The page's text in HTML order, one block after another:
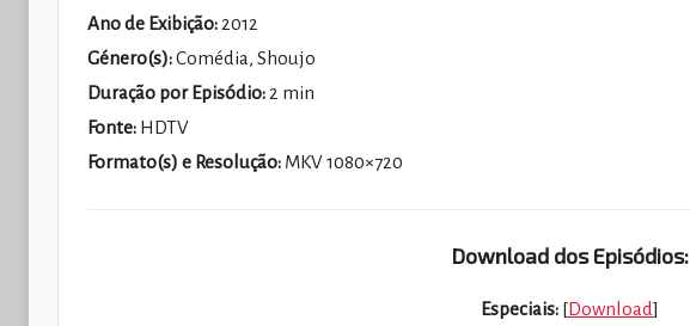
Ano de Exibição: 2012
Género(s):Comédia, Shoujo
Duração por Episódio: 2 min
Fonte: HDTV
Formato(s) e Resolução: MKV 1080×720
Download dos Episódios:
Especiais:[Download]